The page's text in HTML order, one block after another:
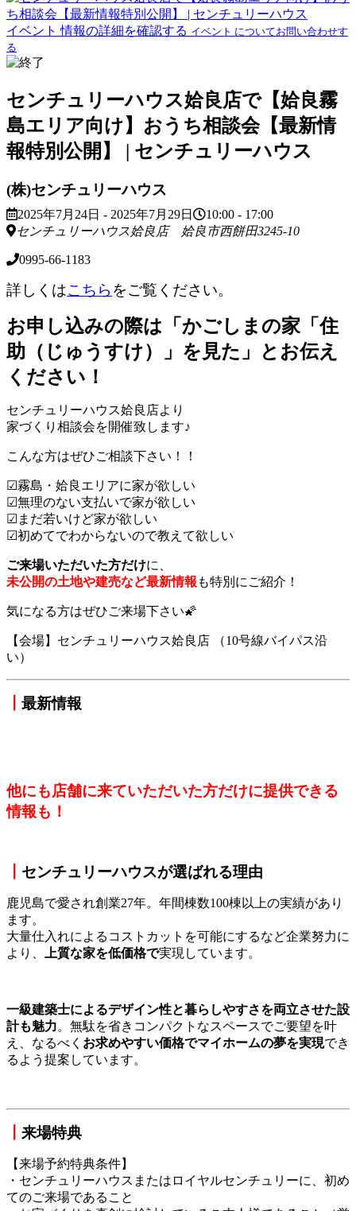
イベント 情報の詳細を確認する イベント についてお問い合わせす
る
センチュリーハウス姶良店で【姶良霧
島エリア向け】おうち相談会【最新情
報特別公開】 | センチュリーハウス
(株)センチュリーハウス
2025年7月24日 - 2025年7月29日
10:00 - 17:00
センチュリーハウス姶良店 姶良市西餅田3245-10
0995-66-1183
詳しくはこちら をご覧ください。
お申し込みの際は「かごしまの家「住
助（じゅうすけ）」を見た」とお伝え
ください！
センチュリーハウス姶良店より
家づくり相談会を開催致します♪
こんな方はぜひご相談下さい！！
☑霧島・姶良エリアに家が欲しい
☑無理のない支払いで家が欲しい
☑まだ若いけど家が欲しい
☑初めてでわからないので教えて欲しい
ご来場いただいた方だけに、
未公開の土地や建売など最新情報 も特別にご紹介！
気になる方はぜひご来場下さい🌠
【会場】センチュリーハウス姶良店 （10号線バイパス沿
い）
最新情報
他にも店舗に来ていただいた方だけに提供できる
情報も！
センチュリーハウスが選ばれる理由
鹿児島で愛され創業27年。年間棟数100棟以上の実績があり
ます。
大量仕入れによるコストカットを可能にするなど企業努力に
より、
上質な家を低価格で実現しています。
一級建築士によるデザイン性と暮らしやすさを両立させた設
計も魅力。無駄を省きコンパクトなスペースでご要望を叶
え、なるべく お求めやすい価格でマイホームの夢を実現でき
るよう提案しています。
来場特典
【来場予約特典条件】
・センチュリーハウスまたはロイヤルセンチュリーに、初め
てのご来場であること